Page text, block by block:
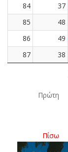
84
37
85
48
86
49
87
38
Πρώτη
Πίσω